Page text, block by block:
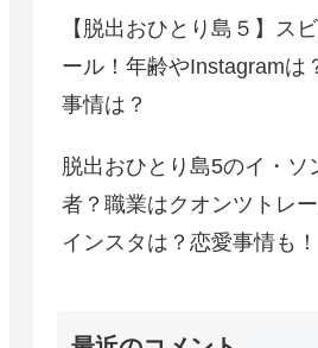
【脱出おひとり島５】ス
ール！年齢やInstagramは
事情は？
脱出おひとり島5のイ・ソ
者？職業はクオンツトレ
インスタは？恋愛事情も！